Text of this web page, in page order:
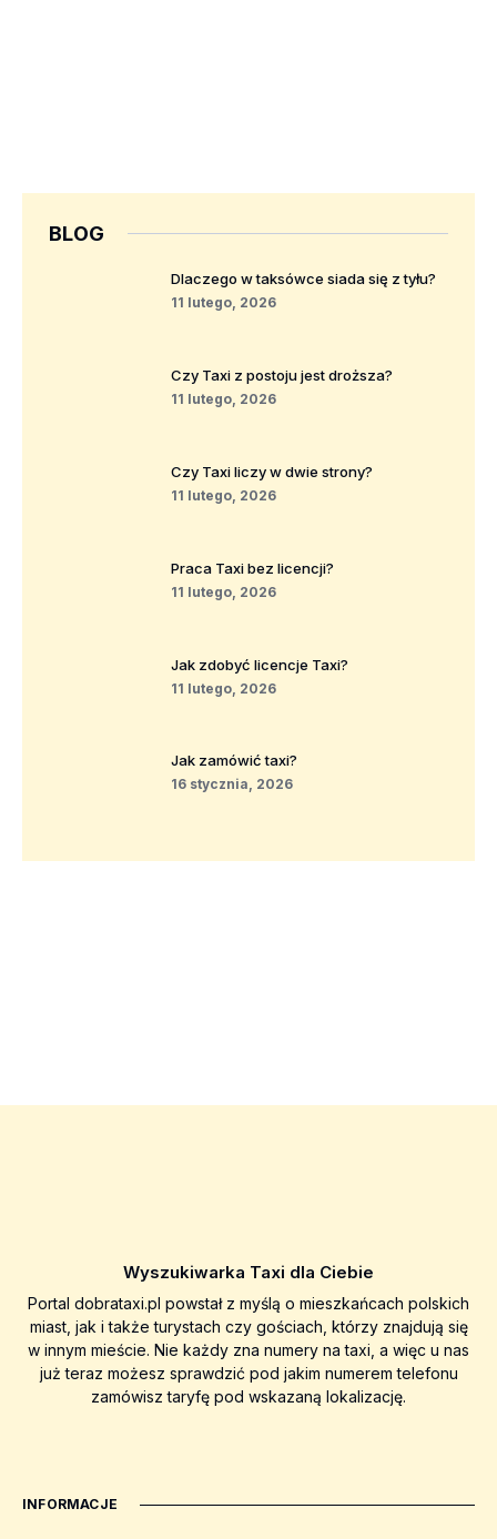
BLOG
Dlaczego w taksówce siada się z tyłu?
11 lutego, 2026
Czy Taxi z postoju jest droższa?
11 lutego, 2026
Czy Taxi liczy w dwie strony?
11 lutego, 2026
Praca Taxi bez licencji?
11 lutego, 2026
Jak zdobyć licencje Taxi?
11 lutego, 2026
Jak zamówić taxi?
16 stycznia, 2026
Wyszukiwarka Taxi dla Ciebie
Portal dobrataxi.pl powstał z myślą o mieszkańcach polskich
miast, jak i także turystach czy gościach, którzy znajdują się
w innym mieście. Nie każdy zna numery na taxi, a więc u nas
już teraz możesz sprawdzić pod jakim numerem telefonu
zamówisz taryfę pod wskazaną lokalizację.
INFORMACJE